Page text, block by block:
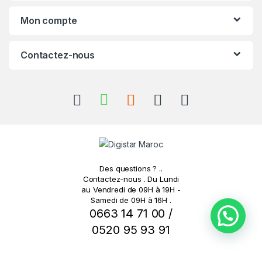
Mon compte
Contactez-nous
Des questions ? ..
Contactez-nous . Du Lundi
au Vendredi de 09H à 19H -
Samedi de 09H à 16H .
0663 14 71 00 /
0520 95 93 91